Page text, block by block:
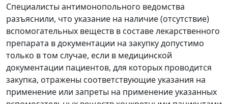
Специалисты антимонопольного ведомства
разъяснили, что указание на наличие (отсутствие)
вспомогательных веществ в составе лекарственного
препарата в документации на закупку допустимо
только в том случае, если в медицинской
документации пациентов, для которых проводится
закупка, отражены соответствующие указания на
применение или запреты на применение указанных